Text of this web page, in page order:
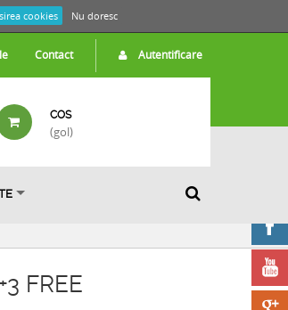
cookies Nu doresc
Autentificare
Contact
COS
(gol)
FREE